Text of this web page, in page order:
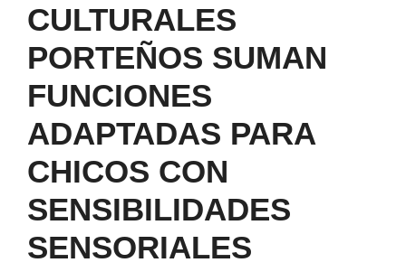
CULTURALES
PORTEÑOS SUMAN
FUNCIONES
ADAPTADAS PARA
CHICOS CON
SENSIBILIDADES
SENSORIALES